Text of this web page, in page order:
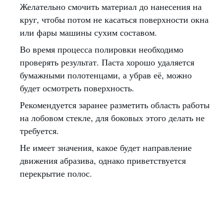
Желательно смочить материал до нанесения на
круг, чтобы потом не касаться поверхности окна
или фары машины сухим составом.
Во время процесса полировки необходимо
проверять результат. Паста хорошо удаляется
бумажными полотенцами, а убрав её, можно
будет осмотреть поверхность.
Рекомендуется заранее разметить область работы
на лобовом стекле, для боковых этого делать не
требуется.
Не имеет значения, какое будет направление
движения абразива, однако приветствуется
перекрытие полос.